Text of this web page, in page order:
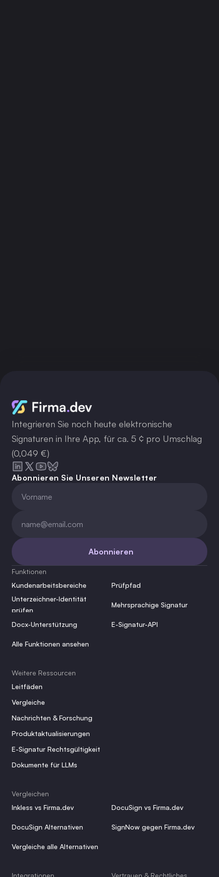
Integrieren Sie noch heute elektronische
Signaturen in Ihre App, für ca. 5 ¢ pro Umschlag
(0,049 €)
Abonnieren Sie Unseren Newsletter
Abonnieren
Funktionen
Kundenarbeitsbereiche
Prüfpfad
Unterzeichner-Identität
prüfen
Mehrsprachige Signatur
Docx-Unterstützung E-Signatur-API
Alle Funktionen ansehen
Weitere Ressourcen
Leitfäden
Vergleiche
Nachrichten & Forschung
Produktaktualisierungen
E-Signatur Rechtsgültigkeit
Dokumente für LLMs
Vergleichen
Inkless vs Firma.dev
DocuSign vs Firma.dev
DocuSign Alternativen SignNow gegen Firma.dev
Vergleiche alle Alternativen
Integrationen Vertrauen & Rechtliches